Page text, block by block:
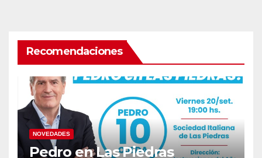
Recomendaciones
NOVEDADES
Pedro en Las Piedras